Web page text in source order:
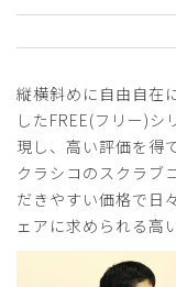
新入DH用に買い
商品：716レディ
ネイビー/M
役に立った 0
縦横斜めに自由自在
したFREE(フリー)
現し、高い評価を得
クラシコのスクラブ
だきやすい価格で日
ェアに求められる高